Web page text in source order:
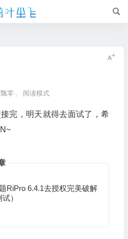
零╮ 阅读模式
完，明天就得去面试了，希
RiPro 6.4.1去授权完美破解
）